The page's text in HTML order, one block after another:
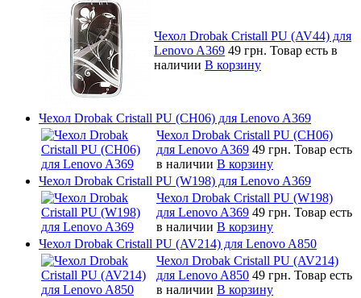
Чехол Drobak Cristall PU (AV44) для
Lenovo A369 49 грн. Товар есть в
наличии В корзину
Чехол Drobak Cristall PU (CH06) для Lenovo A369
Чехол Drobak Cristall PU (CH06)
для Lenovo A369 49 грн. Товар есть
в наличии В корзину
Чехол Drobak Cristall PU (W198) для Lenovo A369
Чехол Drobak Cristall PU (W198)
для Lenovo A369 49 грн. Товар есть
в наличии В корзину
Чехол Drobak Cristall PU (AV214) для Lenovo A850
Чехол Drobak Cristall PU (AV214)
для Lenovo A850 49 грн. Товар есть
в наличии В корзину